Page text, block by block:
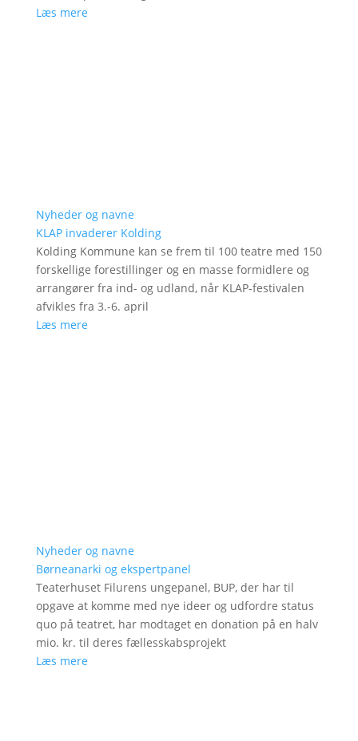
Læs mere
Nyheder og navne
KLAP invaderer Kolding
Kolding Kommune kan se frem til 100 teatre med 150
forskellige forestillinger og en masse formidlere og
arrangører fra ind- og udland, når KLAP-festivalen
afvikles fra 3.-6. april
Læs mere
Nyheder og navne
Børneanarki og ekspertpanel
Teaterhuset Filurens ungepanel, BUP, der har til
opgave at komme med nye ideer og udfordre status
quo på teatret, har modtaget en donation på en halv
mio. kr. til deres fællesskabsprojekt
Læs mere